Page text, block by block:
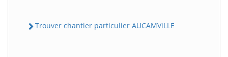
Trouver chantier particulier AUCAMViLLE